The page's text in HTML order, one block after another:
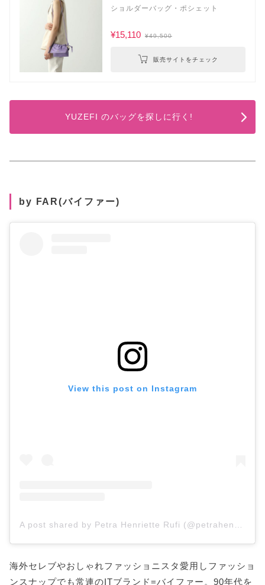
ショルダーバッグ・ポシェット
¥15,110 ¥49,500
販売サイトをチェック
YUZEFI のバッグを探しに行く!
by FAR(バイファー)
View this post on Instagram
海外セレブやおしゃれファッショニスタ愛用しファッショ
ンスナップでも常連のITブランド=バイファー。90年代を